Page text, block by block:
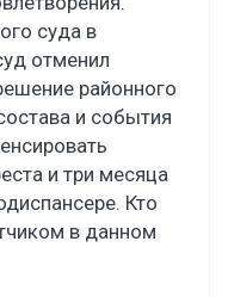
суда в
отменил
районного
и события
и три месяца
Кто
в данном